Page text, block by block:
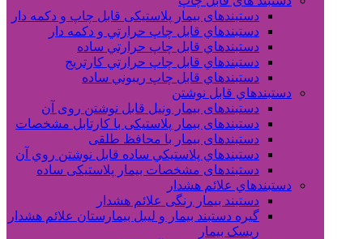
دستبندهای بیمار پلاستیکی قابل چاپ و دکمه دار
دستبندهاي قابل چاپ حرارتي و دکمه دار
دستبندهاي قابل چاپ حرارتي ساده
دستبندهاي قابل چاپ حرارتي کارتريج
دستبندهاي قابل چاپ ريبوني ساده
دستبندهاي قابل نوشتن
دستبندهای بیمار ونیل قابل نوشتن روی آن
دستبندهای بیمار پلاستیکی با کارتابل مشخصات
دستبندهای بیمار با محافظ طلقی
دستبندهاي پلاستيکي ساده قابل نوشتن روي آن
دستبندهای مشخصات بیمار پلاستیکی ساده
دستبندهاي علائم هشدار
دستبند بیمار رنگی علائم هشدار
گیره دستبند بیمار و لیبل بیمارستان علائم هشدار
ریسک بیمار